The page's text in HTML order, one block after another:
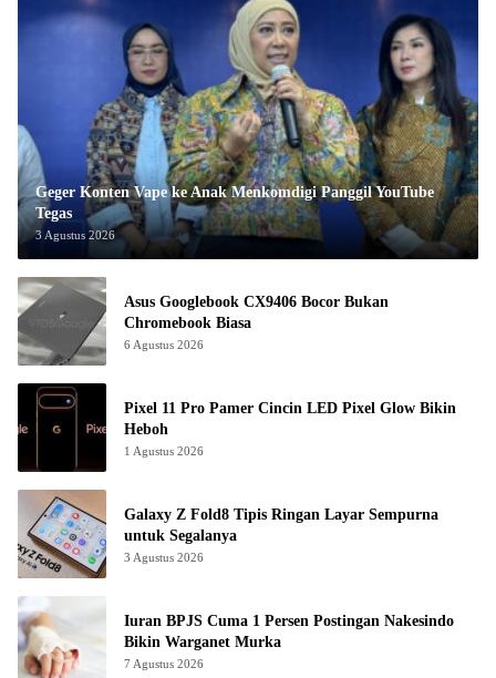
Geger Konten Vape ke Anak Menkomdigi Panggil YouTube
Tegas
3 Agustus 2026
Asus Googlebook CX9406 Bocor Bukan
Chromebook Biasa
6 Agustus 2026
Pixel 11 Pro Pamer Cincin LED Pixel Glow Bikin
Heboh
1 Agustus 2026
Galaxy Z Fold8 Tipis Ringan Layar Sempurna
untuk Segalanya
3 Agustus 2026
Iuran BPJS Cuma 1 Persen Postingan Nakesindo
Bikin Warganet Murka
7 Agustus 2026